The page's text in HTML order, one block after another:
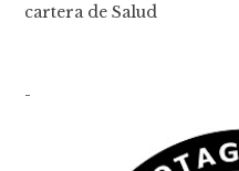
cartera de Salud
-